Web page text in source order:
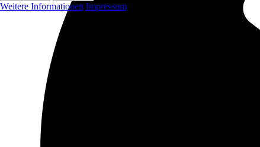
Weitere Informationen Impressum